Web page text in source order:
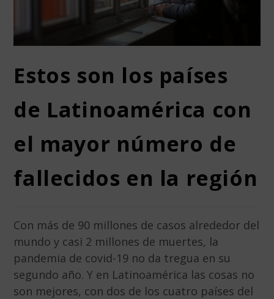
Estos son los países
de Latinoamérica con
el mayor número de
fallecidos en la región
Con más de 90 millones de casos alrededor del
mundo y casi 2 millones de muertes, la
pandemia de covid-19 no da tregua en su
segundo año. Y en Latinoamérica las cosas no
son mejores, con dos de los cuatro países del